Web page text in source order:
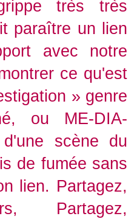
très très
paraître un lien
avec notre
ce qu'est
» genre
ou ME-DIA-
scène du
de fumée sans
lien. Partagez,
Partagez,